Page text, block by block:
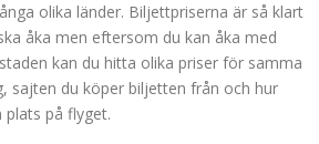
olika länder. Biljettpriserna är så klart
åka men eftersom du kan åka med
kan du hitta olika priser för samma
sajten du köper biljetten från och hur
på flyget.